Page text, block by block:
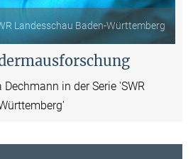
Video
Landesschau Baden-Württemberg
in der Serie 'SWR